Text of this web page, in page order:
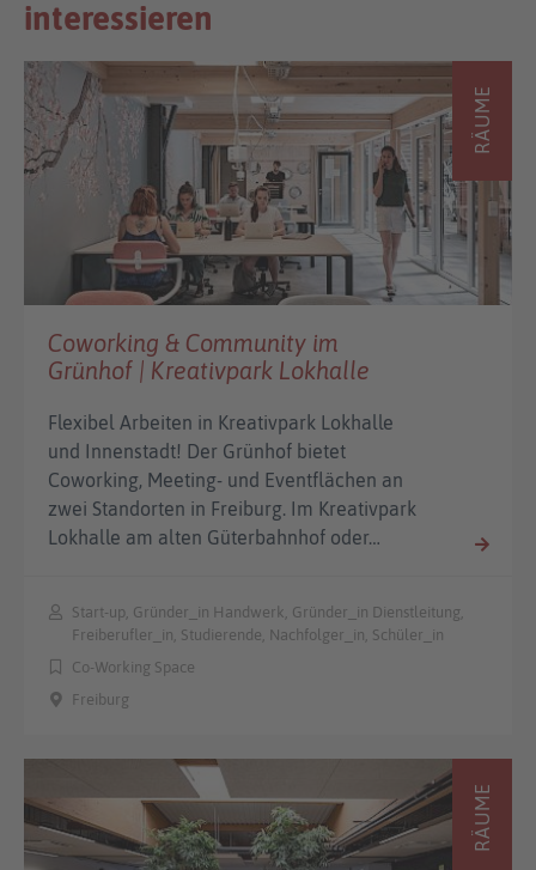
interessieren
RÄUME
Coworking & Community im
Grünhof | Kreativpark Lokhalle
Flexibel Arbeiten in Kreativpark Lokhalle
und Innenstadt! Der Grünhof bietet
Coworking, Meeting- und Eventflächen an
zwei Standorten in Freiburg. Im Kreativpark
Lokhalle am alten Güterbahnhof oder…
Start-up, Gründer_in Handwerk, Gründer_in Dienstleitung,
Freiberufler_in, Studierende, Nachfolger_in, Schüler_in
Co-Working Space
Freiburg
RÄUME